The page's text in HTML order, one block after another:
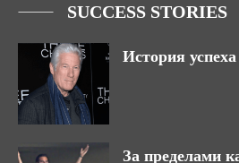
SUCCESS STORIES
История
За пределами